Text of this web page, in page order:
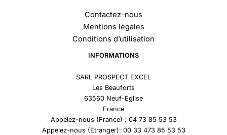
Contactez-nous
Mentions légales
Conditions d’utilisation
INFORMATIONS
SARL PROSPECT EXCEL
Les Beauforts
63560 Neuf-Eglise
France
Appelez-nous (France) : 04 73 85 53 53
Appelez-nous (Etranger): 00 33 473 85 53 53